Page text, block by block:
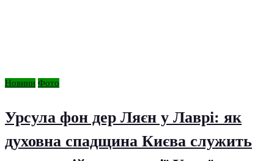
Новини Фото
Урсула фон дер Ляєн у Лаврі: як
духовна спадщина Києва служить